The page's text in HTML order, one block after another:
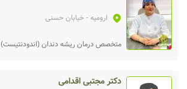
ارومیه- خیابان حسنی
متخصص درمان ریشه دندان (اندودنتیست)
دکتر مجتبی اقدامی